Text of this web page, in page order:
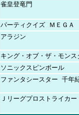
雀皇登竜門
パーティクイズ ＭＥＧＡ
アラジン
キング・オブ・ザ・モンス
ソニックスピンボール
ファンタシースター 千年
Ｊリーグプロストライカ